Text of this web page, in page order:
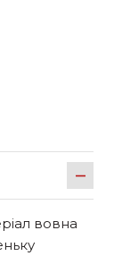
вовна